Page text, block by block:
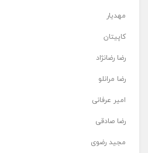
مهدیار
کاپیتان
رضا رضانژاد
رضا مرانلو
امیر عرفانی
رضا صادقی
مجید رضوی